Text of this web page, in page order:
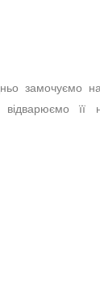
замочуємо
відварюємо її